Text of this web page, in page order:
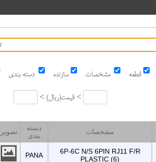
دسته بندی سازنده مشخصات قطعه
< ریال قیمت <
تصویر
دسته
بندی
مشخصات
PANA
6P-6C N/S 6PIN RJ11 F/R
PLASTIC (6)